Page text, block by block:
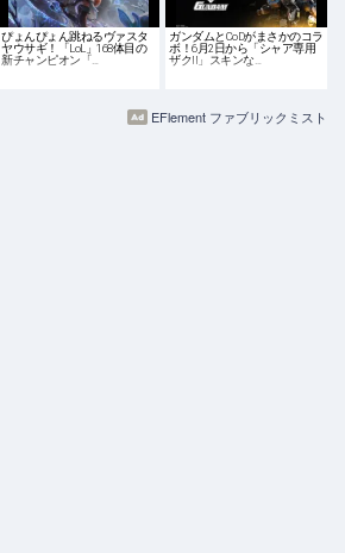
ぴょんぴょん跳ねるヴァスタ
ヤウサギ！「LoL」168体目の
新チャンピオン「…
ガンダムとCoDがまさかのコラ
ボ！6月2日から「シャア専用
ザクII」スキンな…
EFlement ファブリックミスト